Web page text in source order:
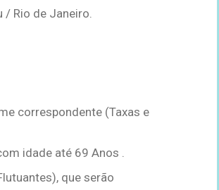
/ Rio de Janeiro.
correspondente (Taxas e
idade até 69 Anos .
que serão